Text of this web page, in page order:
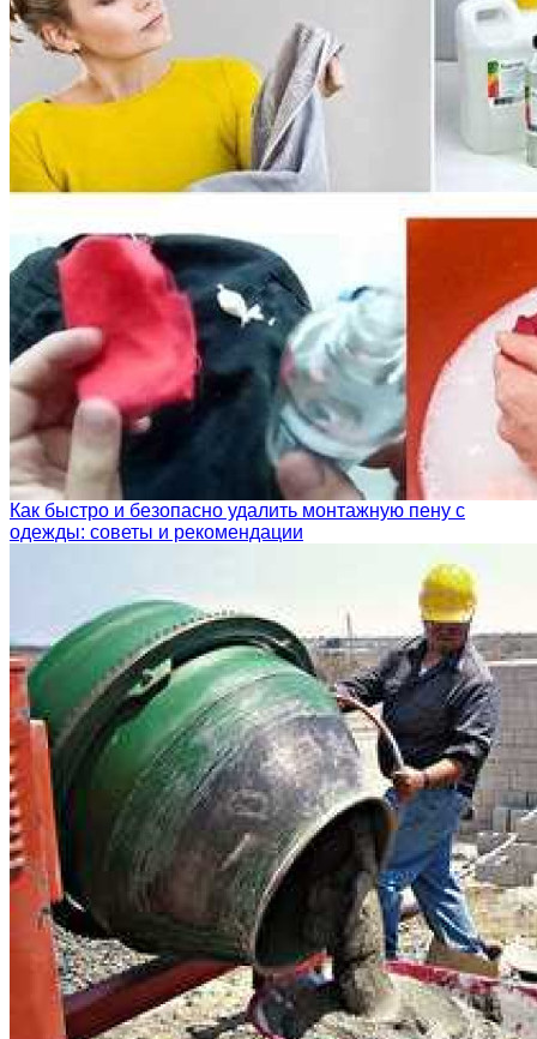
Как быстро и безопасно удалить монтажную пену с
одежды: советы и рекомендации